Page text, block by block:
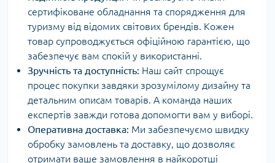
сертифіковане обладнання та спорядження для
туризму від відомих світових брендів. Кожен
товар супроводжується офіційною гарантією, що
забезпечує вам спокій у використанні.
Зручність та доступність: Наш сайт спрощує
процес покупки завдяки зрозумілому дизайну та
детальним описам товарів. А команда наших
експертів завжди готова допомогти вам у виборі.
Оперативна доставка: Ми забезпечуємо швидку
обробку замовлень та доставку, що дозволяє
отримати ваше замовлення в найкоротші